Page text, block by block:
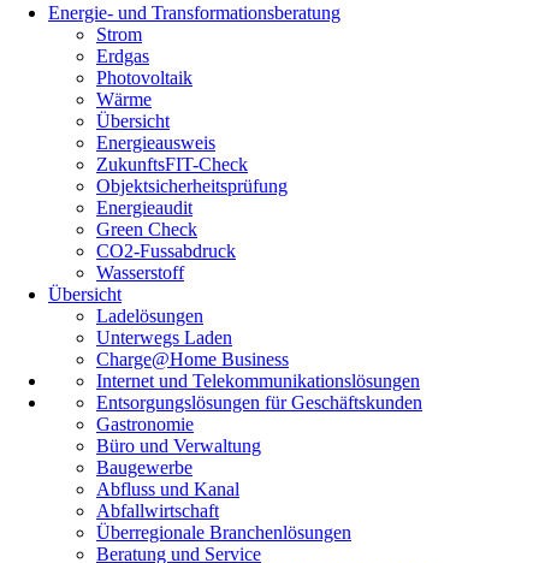
Energie- und Transformationsberatung
Strom
Erdgas
Photovoltaik
Wärme
Übersicht
Energieausweis
ZukunftsFIT-Check
Objektsicherheitsprüfung
Energieaudit
Green Check
CO2-Fussabdruck
Wasserstoff
Übersicht
Ladelösungen
Unterwegs Laden
Charge@Home Business
Internet und Telekommunikationslösungen
Entsorgungslösungen für Geschäftskunden
Gastronomie
Büro und Verwaltung
Baugewerbe
Abfluss und Kanal
Abfallwirtschaft
Überregionale Branchenlösungen
Beratung und Service